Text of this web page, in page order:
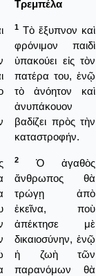
Τρεμπέλα
1 Τὸ ἔξυπνον καὶ
φρόνιμον παιδὶ
ὑπακούει εἰς τὸν
πατέρα του, ἐνῷ
τὸ ἀνόητον καὶ
ἀνυπάκουον
βαδίζει πρὸς τὴν
καταστροφήν.
2
Ὁ ἀγαθὸς
ἄνθρωπος θὰ
τρώγῃ ἀπὸ
ἐκεῖνα, ποὺ
ἀπέκτησε μὲ
δικαιοσύνην, ἐνῷ
ἡ ζωὴ τῶν
παρανόμων θὰ